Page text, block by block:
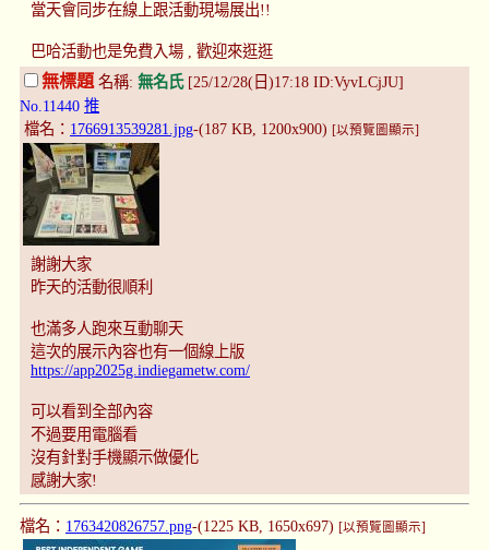
當天會同步在線上跟活動現場展出!!
巴哈活動也是免費入場 , 歡迎來逛逛
無標題名稱: 無名氏[25/12/28(日)17:18 ID:VyvLCjJU]
No.11440 推
檔名： 1766913539281.jpg-(187 KB, 1200x900) [以預覽圖顯示]
謝謝大家
昨天的活動很順利
也滿多人跑來互動聊天
這次的展示內容也有一個線上版
https://app2025g.indiegametw.com/
可以看到全部內容
不過要用電腦看
沒有針對手機顯示做優化
感謝大家!
檔名： 1763420826757.png-(1225 KB, 1650x697) [以預覽圖顯示]